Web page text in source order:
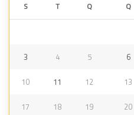
S T Q Q
3 4 5 6
10 11 12 13
17 18 19 20